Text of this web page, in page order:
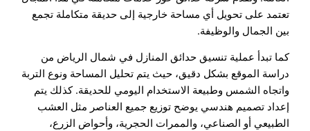
تعتمد على تحويل أي مساحة خارجية إلى حديقة متكاملة تجمع
بين الجمال والوظيفة.
كما تبدأ عملية تنسيق حدائق المنازل في شمال الرياض من
دراسة الموقع بشكل دقيق، حيث يتم تحليل المساحة ونوع التربة
واتجاه الشمس وطبيعة الاستخدام اليومي للحديقة. كذلك يتم
إعداد تصميم هندسي يوضح توزيع جميع العناصر مثل العشب
الطبيعي أو الصناعي، والممرات الحجرية، وأحواض الزرع،